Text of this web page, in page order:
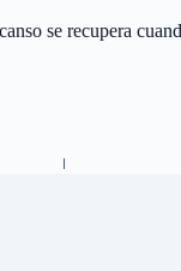
se recupera